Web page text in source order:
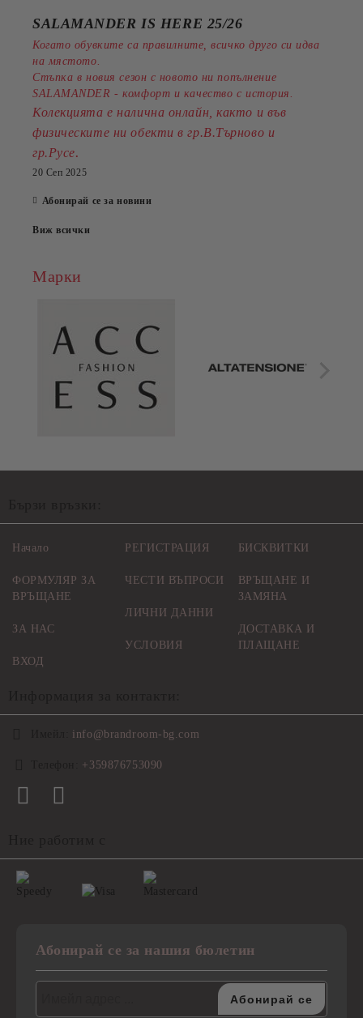
SALAMANDER IS HERE 25/26
Когато обувките са правилните, всичко друго си идва
на мястото.
Стъпка в новия сезон с новото ни попълнение
SALAMANDER - комфорт и качество с история.
Колекцията е налична онлайн, както и във
физическите ни обекти в гр.В.Търново и
гр.Русе.
20 Сеп 2025
Абонирай се за новини
Виж всички
Марки
Начало
ФОРМУЛЯР ЗА
ВРЪЩАНЕ
ЗА НАС
ВХОД
РЕГИСТРАЦИЯ
ЧЕСТИ ВЪПРОСИ
ЛИЧНИ ДАННИ
УСЛОВИЯ
БИСКВИТКИ
ВРЪЩАНЕ И
ЗАМЯНА
ДОСТАВКА И
ПЛАЩАНЕ
info@brandroom-bg.com
+359876753090
Абонирай се за нашия бюлетин